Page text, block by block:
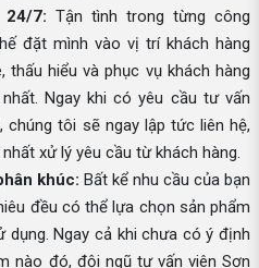
24/7: Tận tình trong từng công
đặt mình vào vị trí khách hàng
thấu hiểu và phục vụ khách hàng
Ngay khi có yêu cầu tư vấn
tôi sẽ ngay lập tức liên hệ,
xử lý yêu cầu từ khách hàng.
khúc: Bất kể nhu cầu của bạn
đều có thể lựa chọn sản phẩm
dụng. Ngay cả khi chưa có ý định
nào đó, đội ngũ tư vấn viên Sơn